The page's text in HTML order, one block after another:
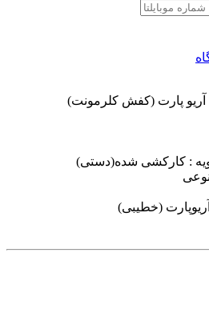
آریو پارت (کفش کلرمونت)
: کارکشی شده(دستی)
(خطیبی)